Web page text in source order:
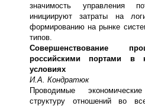
значимость управления
инициируют затраты на
формированию на рынке
типов.
Совершенствование
российскими портами в
условиях
И.А. Кондратюк
Проводимые
структуру отношений во